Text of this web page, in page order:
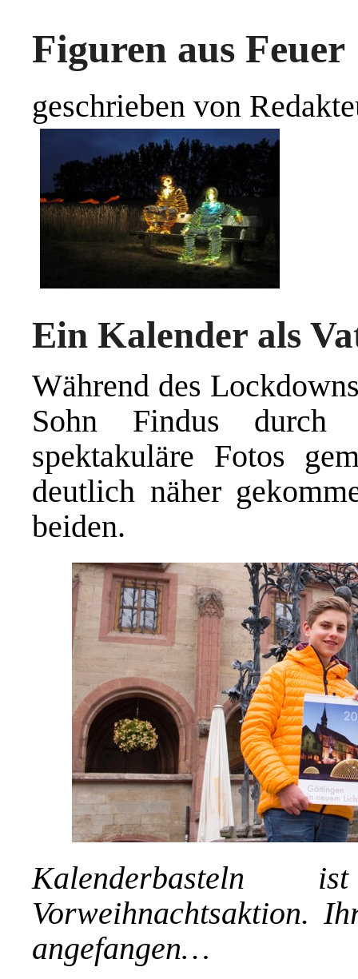
Figuren aus Feuer
geschrieben von
Ein Kalender als
Während des
Sohn Findus durch
spektakuläre Fotos
deutlich näher
beiden.
Vorweihnachtsaktion.
angefangen…